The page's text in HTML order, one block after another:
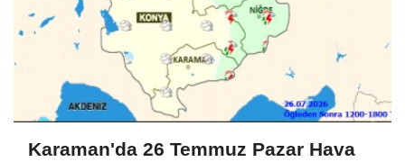
Karaman'da 26 Temmuz Pazar Hava